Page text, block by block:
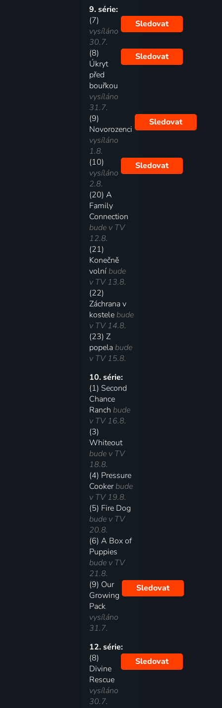
9. série:
(7)
vysíláno
30.7.
Sledovat
(8)
Úkryt
před
bouřkou
vysíláno
31.7.
Sledovat
(9)
Novorozenci
vysíláno
1.8.
Sledovat
(10)
vysíláno
2.8.
Sledovat
(20) A
Family
Connection
bude v TV
12.8.
(21)
Konečně
volníbude
v TV 13.8.
(22)
Záchrana v
kostelebude
v TV 14.8.
(23) Z
popelabude
v TV 15.8.
10. série:
(1) Second
Chance
Ranchbude
v TV 16.8.
(3)
Whiteout
bude v TV
18.8.
(4) Pressure
Cookerbude
v TV 19.8.
(5) Fire Dog
bude v TV
20.8.
(6) A Box of
Puppies
bude v TV
21.8.
(9) Our
Growing
Pack
vysíláno
31.7.
Sledovat
12. série:
(8)
Divine
Rescue
vysíláno
30.7.
Sledovat